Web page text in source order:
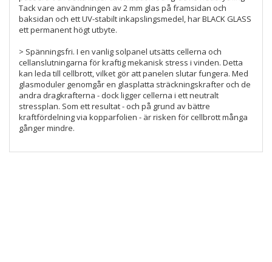
Tack vare användningen av 2 mm glas på framsidan och
baksidan och ett UV-stabilt inkapslingsmedel, har BLACK GLASS
ett permanent högt utbyte.
> Spänningsfri. I en vanlig solpanel utsätts cellerna och
cellanslutningarna för kraftig mekanisk stress i vinden. Detta
kan leda till cellbrott, vilket gör att panelen slutar fungera. Med
glasmoduler genomgår en glasplatta sträckningskrafter och de
andra dragkrafterna - dock ligger cellerna i ett neutralt
stressplan. Som ett resultat - och på grund av bättre
kraftfördelning via kopparfolien - är risken för cellbrott många